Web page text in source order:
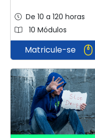
De 10 a 120 horas
10 Módulos
Matricule-se